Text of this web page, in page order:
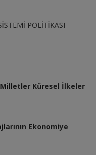
POLİTİKASI
Milletler Küresel İlkeler
Ekonomiye